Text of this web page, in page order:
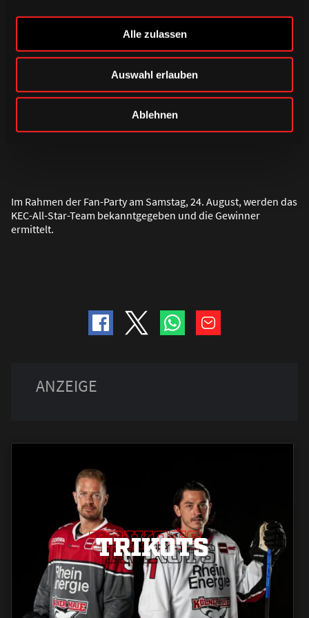
Alle zulassen
Auswahl erlauben
Ablehnen
Auswärtsspiel nach Wahl
1 Original-Heimspieltrikot von Corey Millen,
persönlich signiert
Im Rahmen der Fan-Party am Samstag, 24. August, werden das
KEC-All-Star-Team bekanntgegeben und die Gewinner
ermittelt.
TRIKOTS
TRIKOTS
TRIKOTS